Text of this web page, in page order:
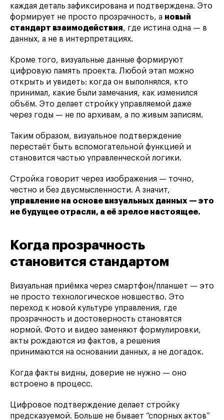
каждая деталь зафиксирована и подтверждена. Это
формирует не просто прозрачность, а новый
стандарт взаимодействия, где истина одна — в
данных, а не в интерпретациях.
Кроме того, визуальные данные формируют
цифровую память проекта. Любой этап можно
открыть и увидеть: когда он выполнялся, кто
принимал, какие были замечания, как изменился
объём. Это делает стройку управляемой даже
через годы — не по архивам, а по живым записям.
Таким образом, визуальное подтверждение
перестаёт быть вспомогательной функцией и
становится частью управленческой логики.
Стройка говорит через изображения — точно,
честно и без двусмысленности. А значит,
управление на основе визуальных данных — это
не будущее отрасли, а её зрелое настоящее.
Когда прозрачность
становится стандартом
Визуальная приёмка через смартфон/планшет — это
не просто технологическое новшество. Это
переход к новой культуре управления, где
прозрачность и достоверность становятся
нормой. Фото и видео заменяют формулировки,
акты рождаются из фактов, а решения
принимаются на основании данных, а не догадок.
Когда факты видны, доверие не нужно — оно
встроено в процесс.
Цифровое подтверждение делает стройку
предсказуемой. Больше не бывает “спорных актов”